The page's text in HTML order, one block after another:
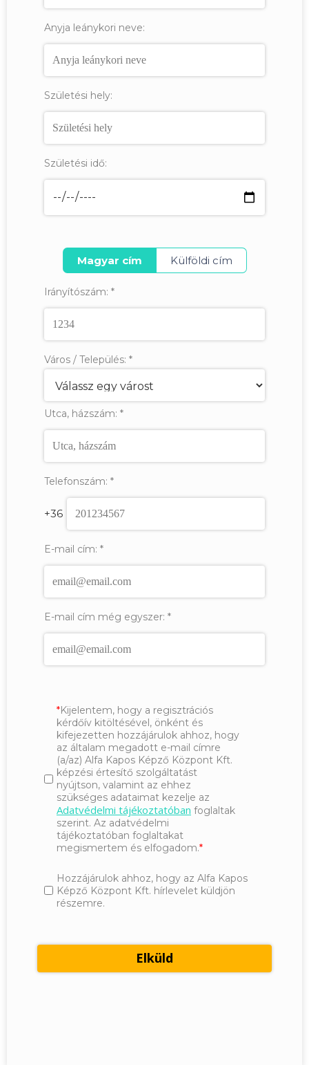
Anyja leánykori neve:
Születési hely:
Születési idő:
Magyar cím Külföldi cím
Irányítószám: *
Város / Település: *
Utca, házszám: *
Telefonszám: *
+36
E-mail cím: *
E-mail cím még egyszer: *
Kijelentem, hogy a regisztrációs
kérdőív kitöltésével, önként és
kifejezetten hozzájárulok ahhoz, hogy
az általam megadott e-mail címre
(a/az) Alfa Kapos Képző Központ Kft.
képzési értesítő szolgáltatást
nyújtson, valamint az ehhez
szükséges adataimat kezelje az
Adatvédelmi tájékoztatóban foglaltak
szerint. Az adatvédelmi
tájékoztatóban foglaltakat
megismertem és elfogadom.
Hozzájárulok ahhoz, hogy az Alfa Kapos
Képző Központ Kft. hírlevelet küldjön
részemre.